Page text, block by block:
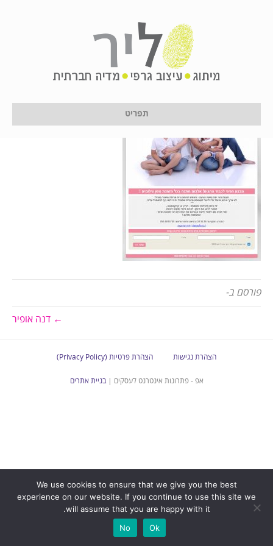
תפריט
2017-01-17_11-56-23
17 בינואר 2017
פורסם ב-
← דנה אופיר
הצהרת נגישות הצהרת פרטיות (Privacy Policy)
אפ - פתרונות אינטרנט לעסקים |בניית אתרים
We use cookies to ensure that we give you the best
experience on our website. If you continue to use this site we
will assume that you are happy with it.
Ok
No